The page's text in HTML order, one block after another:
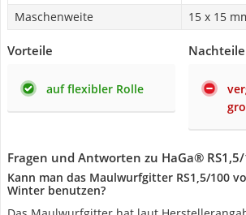
Maschenweite
15 x 15
Vorteile
auf flexibler Rolle
Nachteile
Fragen und Antworten zu HaGa®
Kann man das Maulwurfgitter RS1,5/100
Winter benutzen?